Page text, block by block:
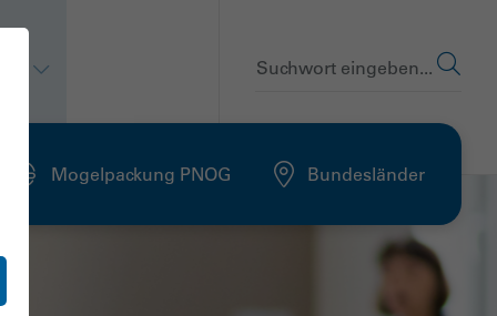
Suchwort eingeben...
Mogelpackung PNOG Bundesländer